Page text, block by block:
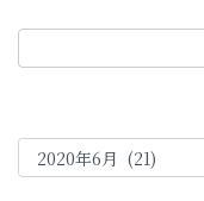
年
月